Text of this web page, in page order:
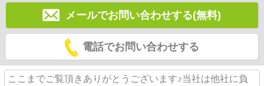
メールでお問い合わせする(無料)
電話でお問い合わせする
ここまでご覧頂きありがとうございます♪当社は他社に負